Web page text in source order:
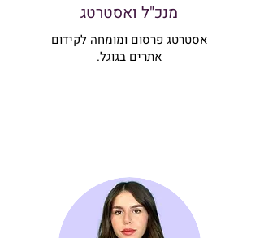
מנכ"ל ואסטרטג
אסטרטג פרסום ומומחה לקידום
אתרים בגוגל.